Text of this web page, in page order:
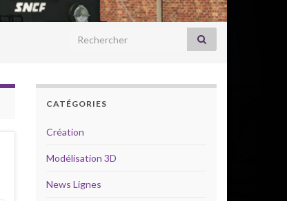
Search for:
CATÉGORIES
Création
Modélisation 3D
News Lignes